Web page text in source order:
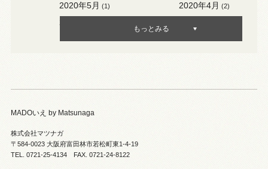
2020年5月 (1) 2020年4月 (2)
2020年3月
もっとみる
MADOいえ by Matsunaga
株式会社マツナガ
〒584-0023 大阪府富田林市若松町東1-4-19
TEL. 0721-25-4134 FAX. 0721-24-8122